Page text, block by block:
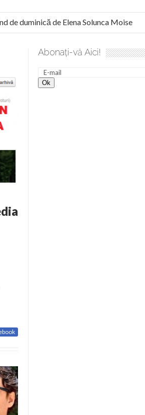
duminică de Elena Solunca Moise
nu latini”. Fostul agent ceaușist de
Abonați-vă Aici!